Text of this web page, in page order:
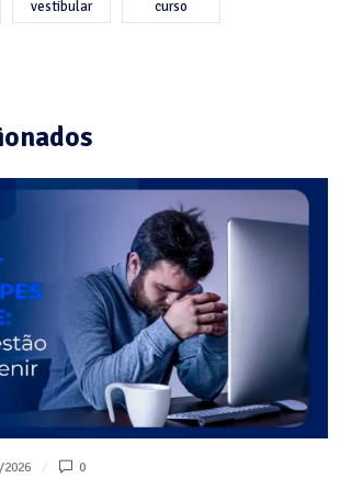
vestibular curso
2026 0